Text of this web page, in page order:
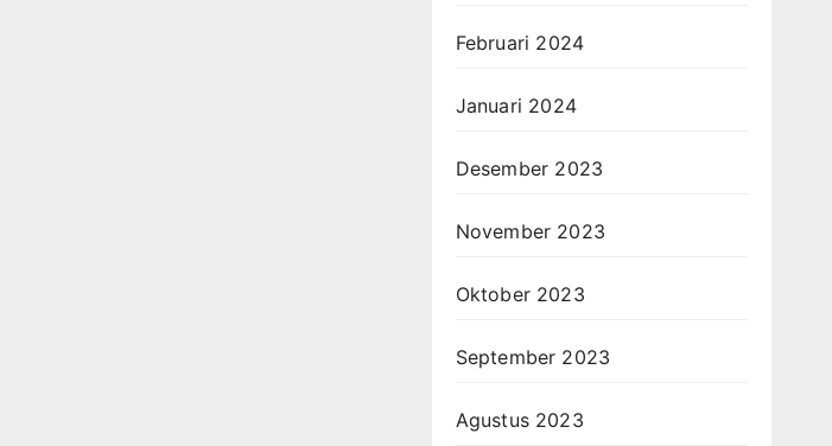
Februari 2024
Januari 2024
Desember 2023
November 2023
Oktober 2023
September 2023
Agustus 2023